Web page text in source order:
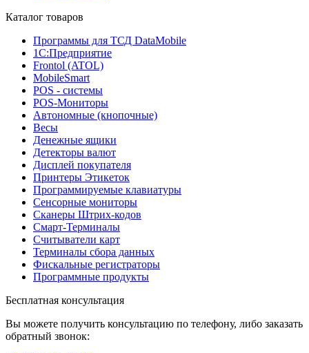
Каталог товаров
Программы для ТСД DataMobile
1С:Предприятие
Frontol (ATOL)
MobileSmart
POS - системы
POS-Мониторы
Автономные (кнопочные)
Весы
Денежные ящики
Детекторы валют
Дисплей покупателя
Принтеры Этикеток
Программируемые клавиатуры
Сенсорные мониторы
Сканеры Штрих-кодов
Смарт-Терминалы
Считыватели карт
Терминалы сбора данных
Фискальные регистраторы
Программные продукты
Бесплатная консультация
Вы можете получить консультацию по телефону, либо заказать
обратный звонок: